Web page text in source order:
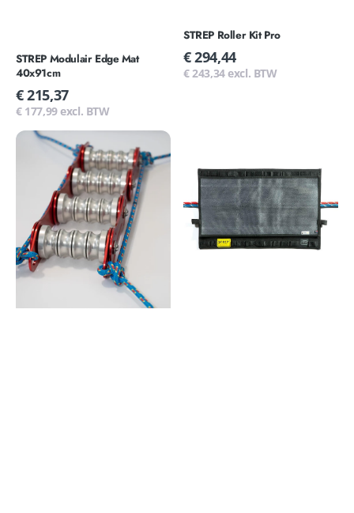
STREP Modulair Edge Mat
40x91cm
Normale
prijs
€ 215,37
€ 177,99 excl. BTW
STREP Roller Kit Pro
Normale
prijs
€ 294,44
€ 243,34 excl. BTW
Strep
Wear
Sheet
40x61cm